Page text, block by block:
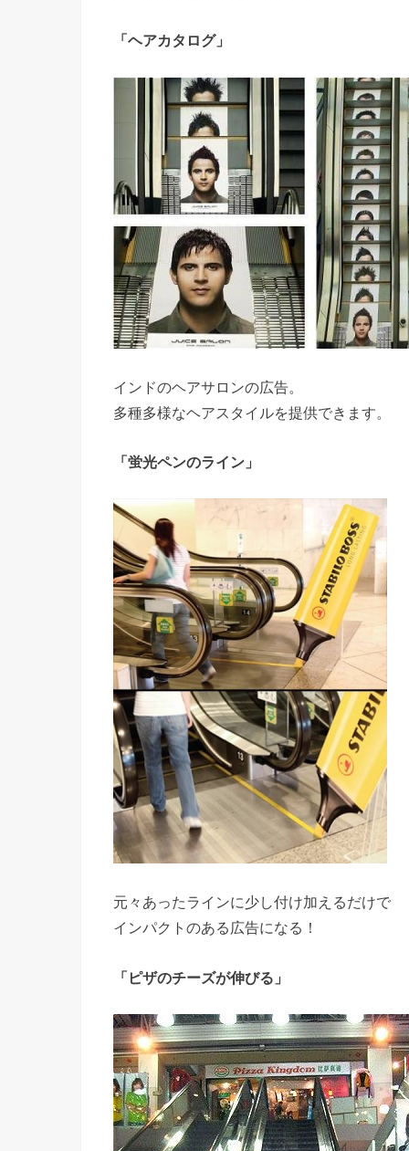
「ヘアカタログ」
インドのヘアサロンの広告。
多種多様なヘアスタイルを提供できます。
「蛍光ペンのライン」
元々あったラインに少し付け加えるだけで
インパクトのある広告になる！
「ピザのチーズが伸びる」